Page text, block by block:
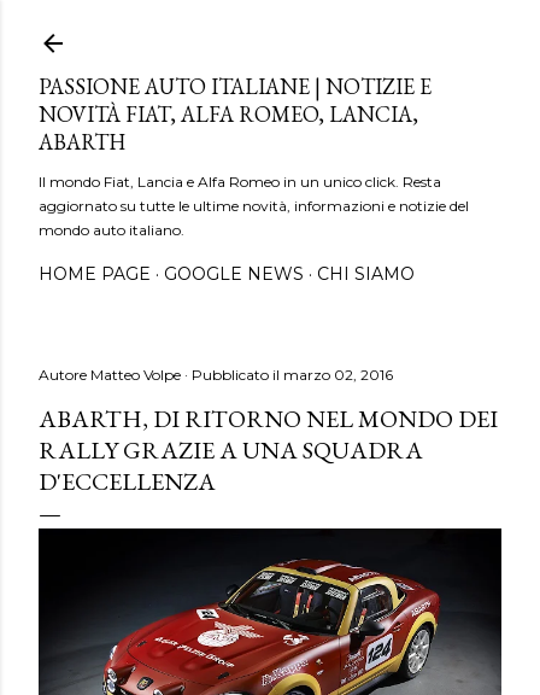
PASSIONE AUTO ITALIANE | NOTIZIE E
NOVITÀ FIAT, ALFA ROMEO, LANCIA,
ABARTH
Il mondo Fiat, Lancia e Alfa Romeo in un unico click. Resta
aggiornato su tutte le ultime novità, informazioni e notizie del
mondo auto italiano.
HOME PAGE GOOGLE NEWS CHI SIAMO
Autore Matteo Volpe Pubblicato il marzo 02, 2016
ABARTH, DI RITORNO NEL MONDO DEI
RALLY GRAZIE A UNA SQUADRA
D'ECCELLENZA